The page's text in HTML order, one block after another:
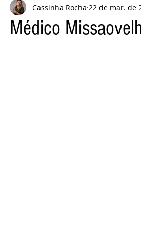
Nova categoria Expocrato
Médico
Cassinha Rocha 22 de mar. de